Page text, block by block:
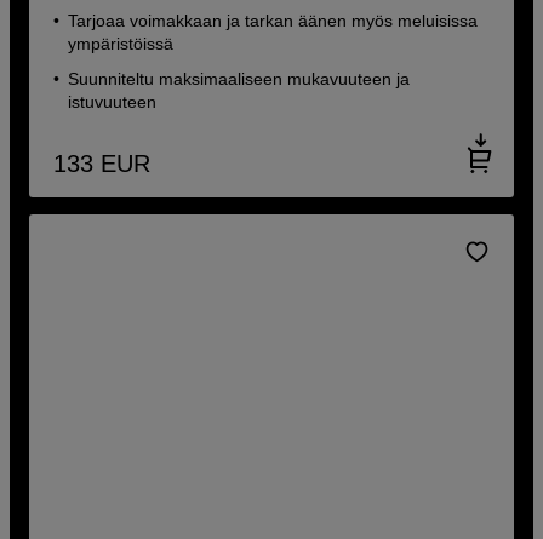
Tarjoaa voimakkaan ja tarkan äänen myös meluisissa
ympäristöissä
Suunniteltu maksimaaliseen mukavuuteen ja
istuvuuteen
133 EUR